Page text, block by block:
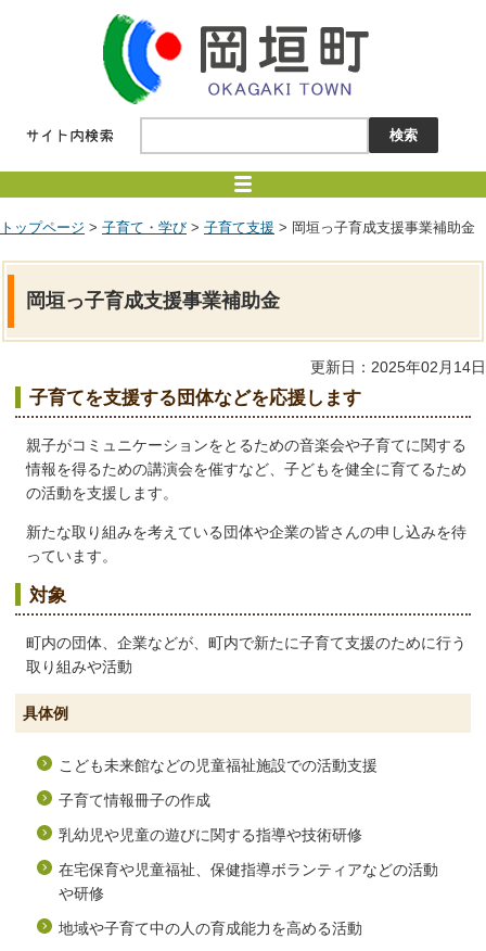
トップページ > 子育て・学び > 子育て支援 > 岡垣っ子育成支援事業補助金
岡垣っ子育成支援事業補助金
更新日：2025年02月14日
子育てを支援する団体などを応援します
親子がコミュニケーションをとるための音楽会や子育てに関する
情報を得るための講演会を催すなど、子どもを健全に育てるため
の活動を支援します。
新たな取り組みを考えている団体や企業の皆さんの申し込みを待
っています。
対象
町内の団体、企業などが、町内で新たに子育て支援のために行う
取り組みや活動
具体例
こども未来館などの児童福祉施設での活動支援
子育て情報冊子の作成
乳幼児や児童の遊びに関する指導や技術研修
在宅保育や児童福祉、保健指導ボランティアなどの活動
や研修
地域や子育て中の人の育成能力を高める活動